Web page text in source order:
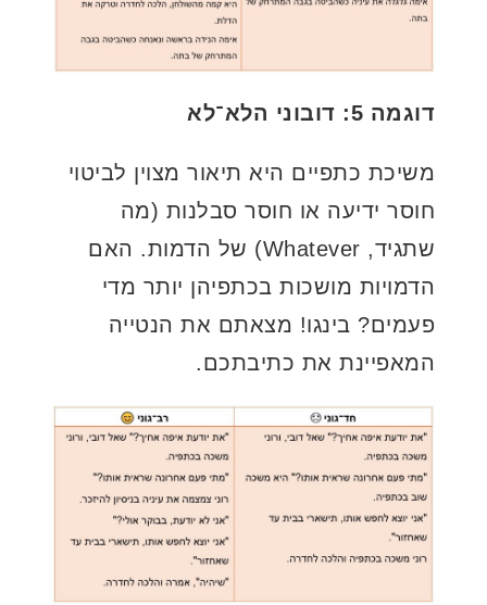
דוגמה 5: דובוני הלא־לא
משיכת כתפיים היא תיאור מצוין לביטוי
חוסר ידיעה או חוסר סבלנות (מה
שתגיד, Whatever) של הדמות. האם
הדמויות מושכות בכתפיהן יותר מדי
פעמים? בינגו! מצאתם את הנטייה
המאפיינת את כתיבתכם.